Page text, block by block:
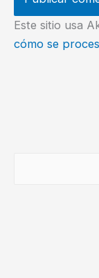
Este sitio usa
cómo se